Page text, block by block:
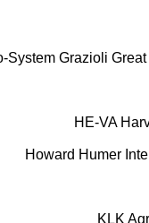
System Grazioli
HE-VA
Howard Humer
KLK